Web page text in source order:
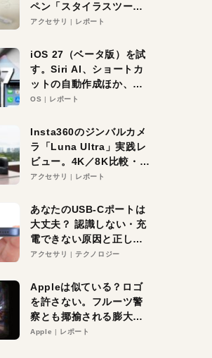
ペン「スタイラスツーウ
ェイ」レビュー。持ち替
アクセサリ レポート
iOS 27（ベータ版）を試
す。Siri AI、ショートカ
ットの自動作成ほか、期
待大の便利機能5選。
る未来はすぐそこ！
OS レポート
Insta360のジンバルカメ
ラ「Luna Ultra」実践レ
ビュー。4K／8K比較・ズ
ーム・夜間撮影をチェッ
アクセサリ レポート
あなたのUSB-Cポートは
大丈夫？ 認識しない・充
電できない原因と正しい
対策
アクセサリ テクノロジー
Appleは似ている？ロゴ
を許さない。フルーツ警
察とも揶揄される膨大な
異議申し立て。対象は非
Apple レポート